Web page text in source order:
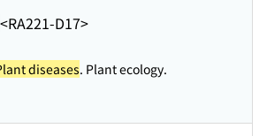
<RA221-D17>
diseases. Plant ecology.